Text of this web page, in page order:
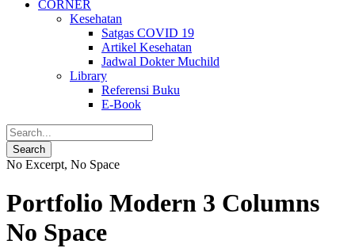
CORNER
Kesehatan
Satgas COVID 19
Artikel Kesehatan
Jadwal Dokter Muchild
Library
Referensi Buku
E-Book
No Excerpt, No Space
Portfolio Modern 3 Columns
No Space